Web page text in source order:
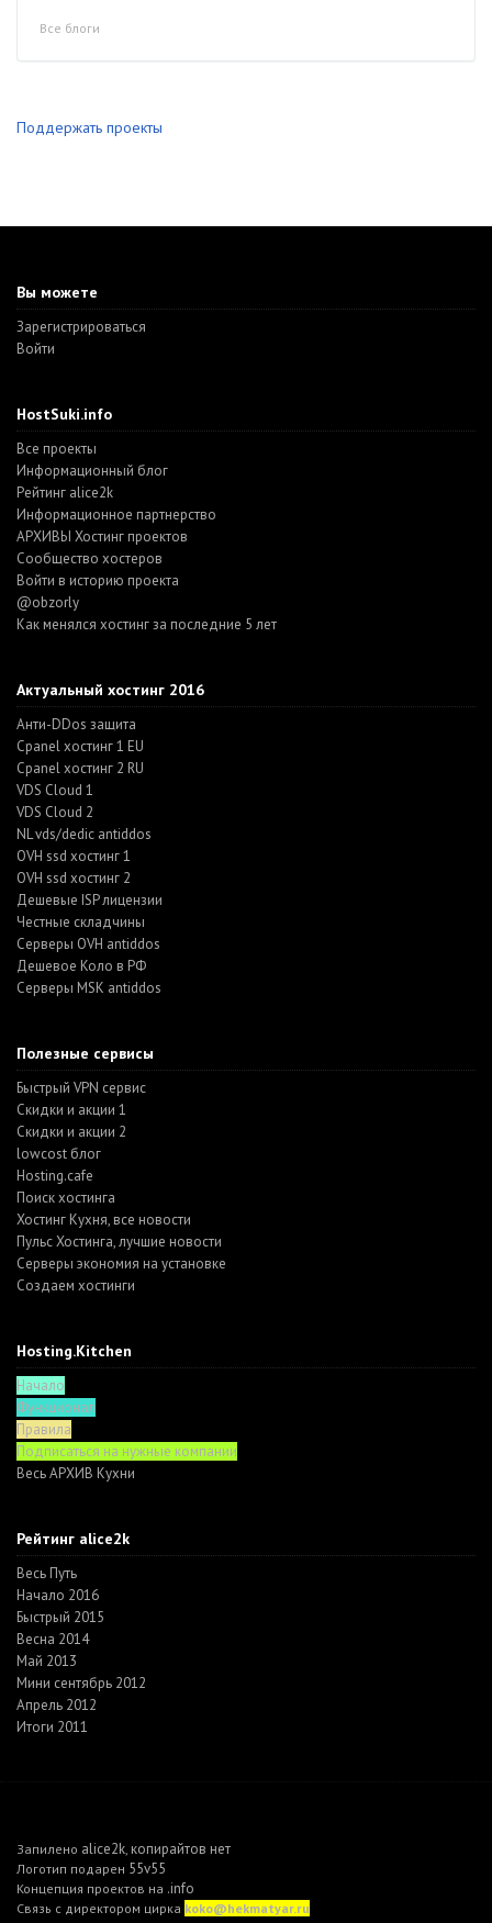
Все блоги
Поддержать проекты
Вы можете
Зарегистрироваться
Войти
HostSuki.info
Все проекты
Информационный блог
Рейтинг alice2k
Информационное партнерство
АРХИВЫ Хостинг проектов
Cообщество хостеров
Войти в историю проекта
@obzorly
Как менялся хостинг за последние 5 лет
Актуальный хостинг 2016
Анти-DDos защита
Cpanel хостинг 1 EU
Cpanel хостинг 2 RU
VDS Cloud 1
VDS Cloud 2
NL vds/dedic antiddos
OVH ssd хостинг 1
OVH ssd хостинг 2
Дешевые ISP лицензии
Честные складчины
Серверы OVH antiddos
Дешевое Коло в РФ
Серверы MSK antiddos
Полезные сервисы
Быстрый VPN сервис
Скидки и акции 1
Скидки и акции 2
lowcost блог
Hosting.cafe
Поиск хостинга
Хостинг Кухня, все новости
Пульс Хостинга, лучшие новости
Серверы экономия на установке
Создаем хостинги
Hosting.Kitchen
Начало
Функционал
Правила
Подписаться на нужные компании
Весь АРХИВ Кухни
Рейтинг alice2k
Весь Путь
Начало 2016
Быстрый 2015
Весна 2014
Май 2013
Мини сентябрь 2012
Апрель 2012
Итоги 2011
Запилено alice2k копирайтов нет
Логотип подарен 55v55
Концепция проектов на .info
Связь с директором цирка koko@hekmatyar.ru